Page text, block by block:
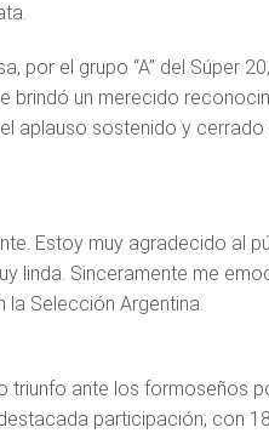
por el grupo “A” del Súper
brindó un merecido
aplauso sostenido y
Estoy muy agradecido al
linda. Sinceramente me
la Selección Argentina.
triunfo ante los formoseños
participación, con